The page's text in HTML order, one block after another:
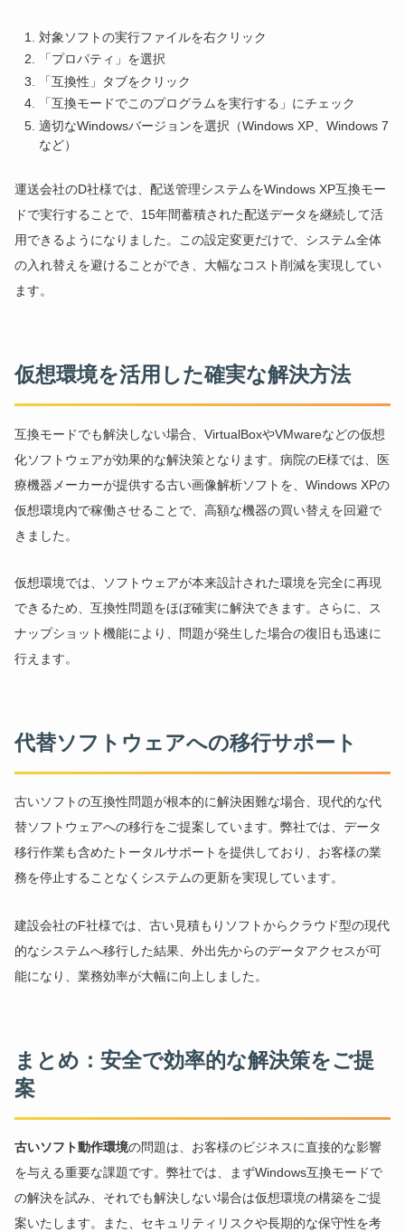
対象ソフトの実行ファイルを右クリック
「プロパティ」を選択
「互換性」タブをクリック
「互換モードでこのプログラムを実行する」にチェック
適切なWindowsバージョンを選択（Windows XP、Windows 7
など）
運送会社のD社様では、配送管理システムをWindows XP互換モー
ドで実行することで、15年間蓄積された配送データを継続して活
用できるようになりました。この設定変更だけで、システム全体
の入れ替えを避けることができ、大幅なコスト削減を実現してい
ます。
仮想環境を活用した確実な解決方法
互換モードでも解決しない場合、VirtualBoxやVMwareなどの仮想
化ソフトウェアが効果的な解決策となります。病院のE様では、医
療機器メーカーが提供する古い画像解析ソフトを、Windows XPの
仮想環境内で稼働させることで、高額な機器の買い替えを回避で
きました。
仮想環境では、ソフトウェアが本来設計された環境を完全に再現
できるため、互換性問題をほぼ確実に解決できます。さらに、ス
ナップショット機能により、問題が発生した場合の復旧も迅速に
行えます。
代替ソフトウェアへの移行サポート
古いソフトの互換性問題が根本的に解決困難な場合、現代的な代
替ソフトウェアへの移行をご提案しています。弊社では、データ
移行作業も含めたトータルサポートを提供しており、お客様の業
務を停止することなくシステムの更新を実現しています。
建設会社のF社様では、古い見積もりソフトからクラウド型の現代
的なシステムへ移行した結果、外出先からのデータアクセスが可
能になり、業務効率が大幅に向上しました。
まとめ：安全で効率的な解決策をご提
案
古いソフト動作環境の問題は、お客様のビジネスに直接的な影響
を与える重要な課題です。弊社では、まずWindows互換モードで
の解決を試み、それでも解決しない場合は仮想環境の構築をご提
案いたします。また、セキュリティリスクや長期的な保守性を考